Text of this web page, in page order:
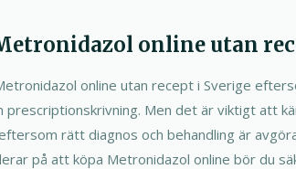
online utan
online utan recept i Sverige
prescriptionskrivning. Men det är viktigt att
rätt diagnos och behandling är
på att köpa Metronidazol online bör du